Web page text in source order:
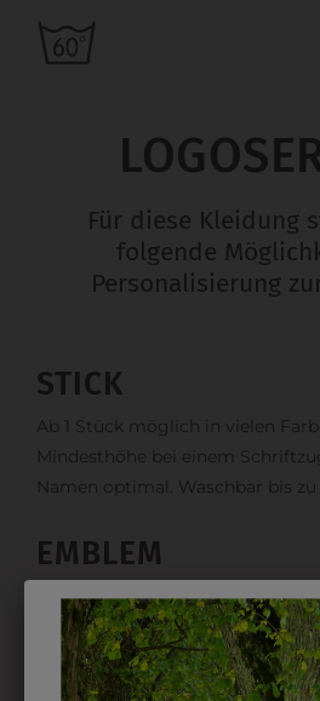
Für diese Kleidung
folgende
Personalisierung
STICK
Ab 1 Stück möglich in vielen
Mindesthöhe bei einem
Namen optimal. Waschbar bis zu
EMBLEM
Kann gestickt oder bedruckt
einsetzbar und beim Sticken
möglich.